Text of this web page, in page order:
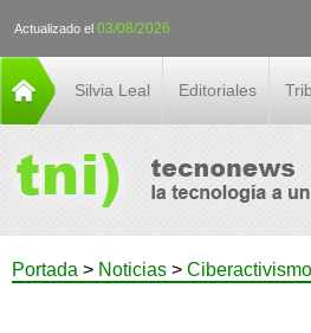
Actualizado el 03/08/2026
Silvia Leal Editoriales
Portada > Noticias >